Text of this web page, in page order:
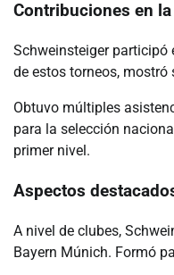
Contribuciones en
Schweinsteiger participó
de estos torneos,
Obtuvo múltiples
para la selección
primer nivel.
Aspectos
A nivel de clubes,
Bayern Múnich. Formó